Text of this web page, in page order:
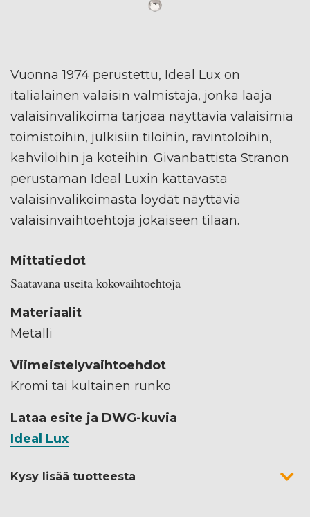
Vuonna 1974 perustettu, Ideal Lux on
italialainen valaisin valmistaja, jonka laaja
valaisinvalikoima tarjoaa näyttäviä valaisimia
toimistoihin, julkisiin tiloihin, ravintoloihin,
kahviloihin ja koteihin. Givanbattista Stranon
perustaman Ideal Luxin kattavasta
valaisinvalikoimasta löydät näyttäviä
valaisinvaihtoehtoja jokaiseen tilaan.
Mittatiedot
Saatavana useita kokovaihtoehtoja
Materiaalit
Metalli
Viimeistelyvaihtoehdot
Kromi tai kultainen runko
Lataa esite ja DWG-kuvia
Ideal Lux
Kysy lisää tuotteesta